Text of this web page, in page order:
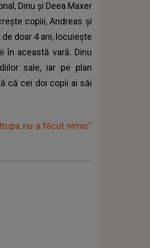
Dinu și Deea Maxer
copiii, Andreas și
doar 4 ani, locuiește
în această vară. Dinu
sale, iar pe plan
că cei doi copii ai săi
nu a făcut nimic”